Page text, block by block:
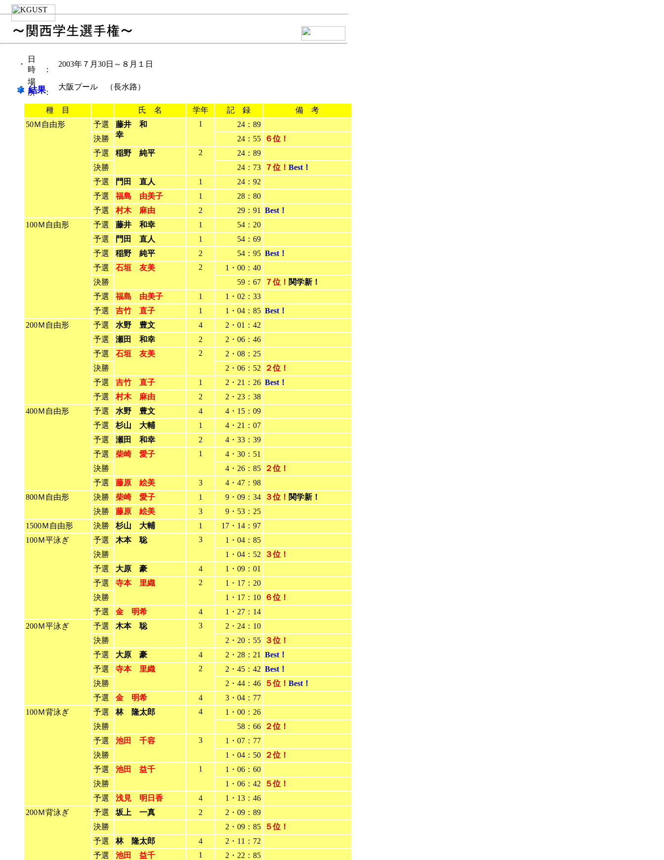
・
日
時 ：
2003年７月30日～８月１日
・
場
所 ：
大阪プール （長水路）
種 目 氏 名 学年 記 録
備 考
50Ｍ自由形
予選
藤井 和
幸
1
24：89
決勝
24：55
６位！
予選
稲野 純平 2
24：89
決勝
24：73 ７位！ Best！
予選
門田 直人 1
24：92
予選
福島 由美子 1
28：80
予選
村木 麻由 2 29：91
Best！
100Ｍ自由形
予選 藤井 和幸 1
54：20
予選
門田 直人 1
54：69
予選
稲野 純平 2 54：95 Best！
予選
石垣 友美 2
1・00：40
決勝
59：67 ７位！ 関学新！
予選
福島 由美子 1
1・02：33
予選
吉竹 直子 1 1・04：85 Best！
200Ｍ自由形
予選 水野 豊文 4
2・01：42
予選
瀬田 和幸 2
2・06：46
予選
石垣 友美 2
2・08：25
決勝
2・06：52
２位！
予選
吉竹 直子 1 2・21：26 Best！
予選
村木 麻由 2
2・23：38
400Ｍ自由形
予選 水野 豊文 4
4・15：09
予選
杉山 大輔 1
4・21：07
予選
瀬田 和幸 2
4・33：39
予選
柴崎 愛子 1
4・30：51
決勝
4・26：85
２位！
予選
藤原 絵美 3
4・47：98
800Ｍ自由形
決勝 柴崎 愛子 1 9・09：34 ３位！ 関学新！
決勝
藤原 絵美 3
9・53：25
1500Ｍ自由形
決勝 杉山 大輔 1
17・14：97
100Ｍ平泳ぎ
予選 木本 聡 3
1・04：85
決勝
1・04：52
３位！
予選
大原 豪 4
1・09：01
予選
寺本 里織 2
1・17：20
決勝
1・17：10
６位！
予選
金 明希 4
1・27：14
200Ｍ平泳ぎ
予選 木本 聡 3
2・24：10
決勝
2・20：55
３位！
予選
大原 豪 4 2・28：21
Best！
予選
寺本 里織 2 2・45：42 Best！
決勝
2・44：46 ５位！ Best！
予選
金 明希 4
3・04：77
100Ｍ背泳ぎ
予選 林 隆太郎 4
1・00：26
決勝
58：66
２位！
予選
池田 千容 3
1・07：77
決勝
1・04：50
２位！
予選
池田 益千 1
1・06：60
決勝
1・06：42
５位！
予選
浅見 明日香 4
1・13：46
200Ｍ背泳ぎ
予選 坂上 一真 2
2・09：89
決勝
2・09：85
５位！
予選
林 隆太郎 4
2・11：72
予選
池田 益千 1
2・22：85
結果